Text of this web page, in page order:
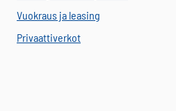
Vuokraus ja leasing
Privaattiverkot